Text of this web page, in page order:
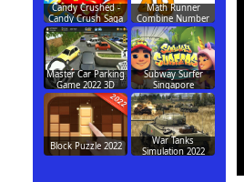
Candy Crushed -
Candy Crush Saga
Math Runner
Combine Number
Master Car Parking
Game 2022 3D
Subway Surfer
Singapore
Block Puzzle 2022
War Tanks
Simulation 2022